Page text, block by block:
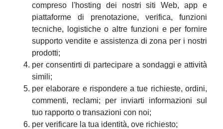
compreso l'hosting dei nostri siti Web, app e
piattaforme di prenotazione, verifica, funzioni
tecniche, logistiche o altre funzioni e per fornire
supporto vendite e assistenza di zona per i nostri
prodotti;
per consentirti di partecipare a sondaggi e attività
simili;
per elaborare e rispondere a tue richieste, ordini,
commenti, reclami; per inviarti informazioni sul
tuo rapporto o transazioni con noi;
per verificare la tua identità, ove richiesto;